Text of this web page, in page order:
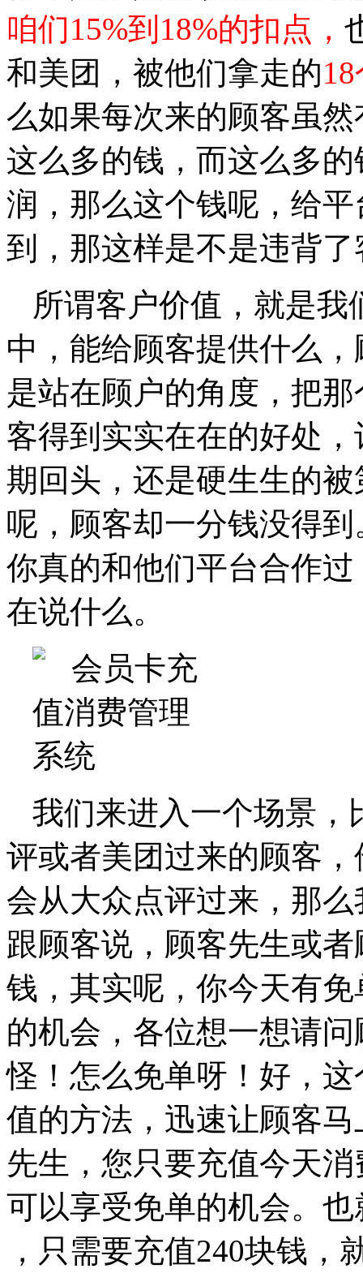
咱们15%到18%的扣点，
和美团，被他们拿走的
么如果每次来的顾客虽
这么多的钱，而这么多
润，那么这个钱呢，给
到，那这样是不是违背
所谓客户价值，就是
中，能给顾客提供什么
是站在顾户的角度，把
客得到实实在在的好处
期回头，还是硬生生的
呢，顾客却一分钱没得
你真的和他们平台合作
在说什么。
我们来进入一个场景，
评或者美团过来的顾客
会从大众点评过来，那
跟顾客说，顾客先生或
钱，其实呢，你今天有
的机会，各位想一想请
怪！怎么免单呀！好，
值的方法，迅速让顾客
先生，您只要充值今天
可以享受免单的机会。
，只需要充值240块钱，